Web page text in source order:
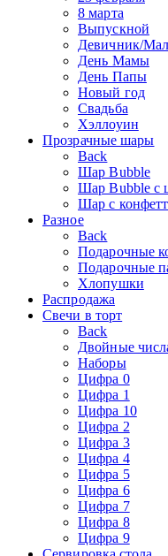
8 марта
Выпускной
Девичник/
День Мамы
День Папы
Новый год
Свадьба
Хэллоуин
Прозрачные шары
Back
Шар Bubble
Шар Bubble с
Шар с
Разное
Back
Подарочные
Подарочные
Хлопушки
Распродажа
Свечи в торт
Back
Двойные
Наборы
Цифра 0
Цифра 1
Цифра 10
Цифра 2
Цифра 3
Цифра 4
Цифра 5
Цифра 6
Цифра 7
Цифра 8
Цифра 9